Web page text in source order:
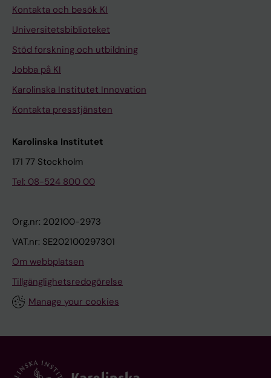
Kontakta och besök KI
Universitetsbiblioteket
Stöd forskning och utbildning
Jobba på KI
Karolinska Institutet Innovation
Kontakta presstjänsten
Karolinska Institutet
171 77 Stockholm
Tel: 08-524 800 00
Org.nr: 202100-2973
VAT.nr: SE202100297301
Om webbplatsen
Tillgänglighetsredogörelse
Manage your cookies